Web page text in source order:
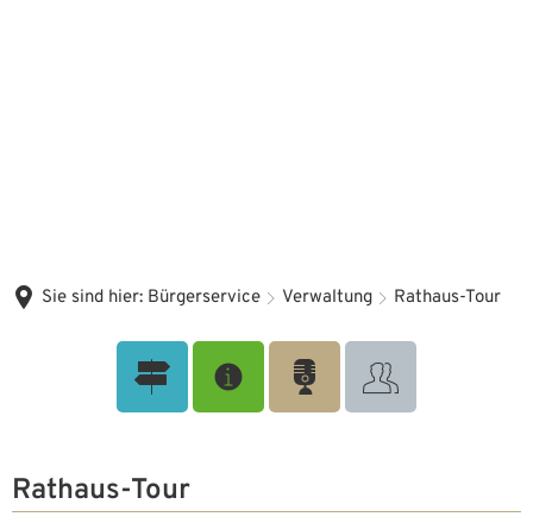
Sie sind hier: Bürgerservice Verwaltung Rathaus-Tour
Rathaus-Tour